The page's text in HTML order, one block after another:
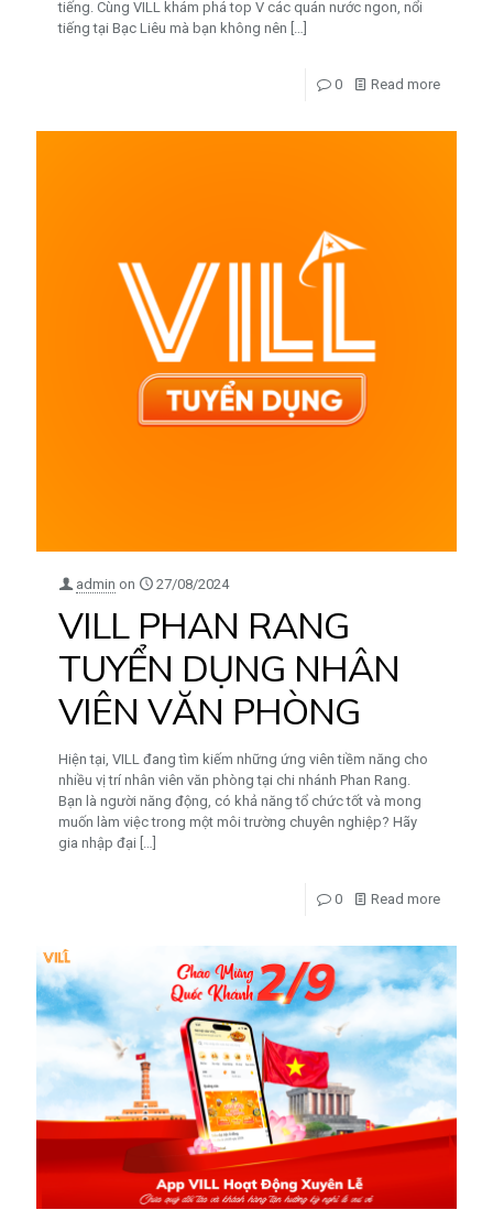
tiếng. Cùng VILL khám phá top V các quán nước ngon, nổi
tiếng tại Bạc Liêu mà bạn không nên […]
0 Read more
admin on 27/08/2024
VILL PHAN RANG
TUYỂN DỤNG NHÂN
VIÊN VĂN PHÒNG
Hiện tại, VILL đang tìm kiếm những ứng viên tiềm năng cho
nhiều vị trí nhân viên văn phòng tại chi nhánh Phan Rang.
Bạn là người năng động, có khả năng tổ chức tốt và mong
muốn làm việc trong một môi trường chuyên nghiệp? Hãy
gia nhập đại […]
0 Read more